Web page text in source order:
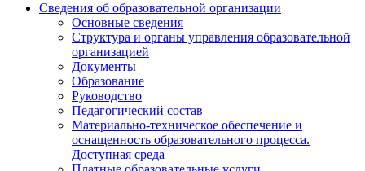
Сведения об образовательной организации
Основные сведения
Структура и органы управления образовательной
организацией
Документы
Образование
Руководство
Педагогический состав
Материально-техническое обеспечение и
оснащенность образовательного процесса.
Доступная среда